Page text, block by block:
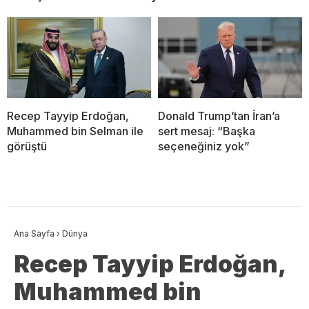
Recep Tayyip Erdoğan,
Muhammed bin Selman ile
görüştü
Donald Trump’tan İran’a
sert mesaj: “Başka
seçeneğiniz yok”
Ana Sayfa › Dünya
Recep Tayyip Erdoğan,
Muhammed bin